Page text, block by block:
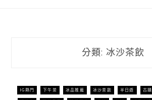
分類: 冰沙茶飲
IG熱門 下午茶 冰品推薦 冰沙茶飲 半日遊 古蹟